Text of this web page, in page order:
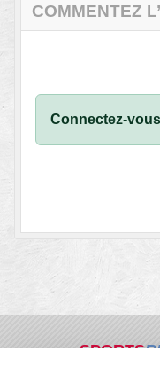
COMMENTEZ
Connectez-vous
SPORTS